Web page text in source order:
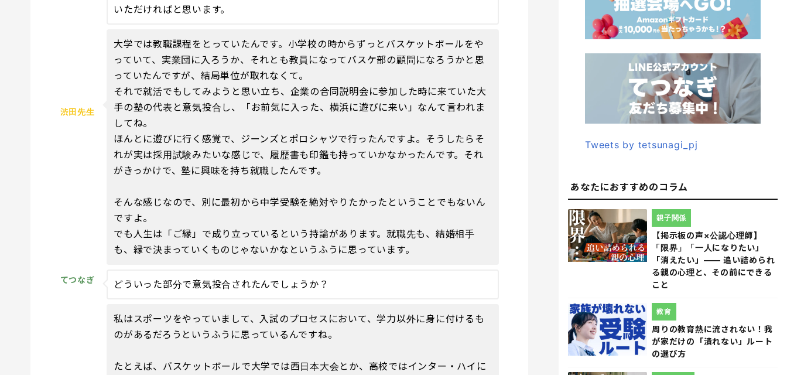
いただければと思います。
渋田先生
大学では教職課程をとっていたんです。小学校の時からずっとバスケットボールをや
っていて、実業団に入ろうか、それとも教員になってバスケ部の顧問になろうかと思
っていたんですが、結局単位が取れなくて。
それで就活でもしてみようと思い立ち、企業の合同説明会に参加した時に来ていた大
手の塾の代表と意気投合し、「お前気に入った、横浜に遊びに来い」なんて言われま
してね。
ほんとに遊びに行く感覚で、ジーンズとポロシャツで行ったんですよ。そうしたらそ
れが実は採用試験みたいな感じで、履歴書も印鑑も持っていかなかったんです。それ
がきっかけで、塾に興味を持ち就職したんです。
そんな感じなので、別に最初から中学受験を絶対やりたかったということでもないん
ですよ。
でも人生は「ご縁」で成り立っているという持論があります。就職先も、結婚相手
も、縁で決まっていくものじゃないかなというふうに思っています。
てつなぎ どういった部分で意気投合されたんでしょうか？
私はスポーツをやっていまして、入試のプロセスにおいて、学力以外に身に付けるも
のがあるだろうというふうに思っているんですね。
たとえば、バスケットボールで大学では西日本大会とか、高校ではインター・ハイに
Tweets by tetsunagi_pj
あなたにおすすめのコラム
【掲示板の声×公認心理師】
「限界」「一人になりたい」
「消えたい」―― 追い詰められ
る親の心理と、その前にできる
こと
親子関係
周りの教育熱に流されない！我
が家だけの「潰れない」ルート
の選び方
教育